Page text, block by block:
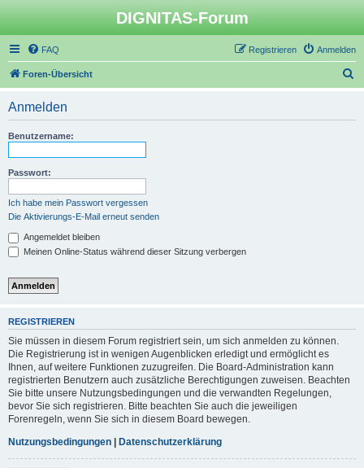
DIGNITAS-Forum
FAQ Anmelden
Registrieren
Foren-Übersicht
Anmelden
Benutzername:
Passwort:
Ich habe mein Passwort vergessen
Die Aktivierungs-E-Mail erneut senden
Angemeldet bleiben
Meinen Online-Status während dieser Sitzung verbergen
REGISTRIEREN
Sie müssen in diesem Forum registriert sein, um sich anmelden zu können.
Die Registrierung ist in wenigen Augenblicken erledigt und ermöglicht es
Ihnen, auf weitere Funktionen zuzugreifen. Die Board-Administration kann
registrierten Benutzern auch zusätzliche Berechtigungen zuweisen. Beachten
Sie bitte unsere Nutzungsbedingungen und die verwandten Regelungen,
bevor Sie sich registrieren. Bitte beachten Sie auch die jeweiligen
Forenregeln, wenn Sie sich in diesem Board bewegen.
Nutzungsbedingungen | Datenschutzerklärung